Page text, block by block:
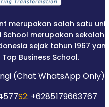
merupakan salah satu unit
School merupakan sekolah
sejak tahun 1967
Business School.
(Chat WhatsApp Only):
S2: +6285179663767